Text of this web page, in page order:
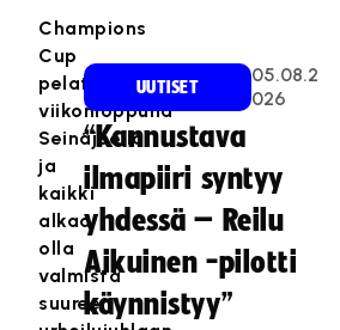
Champions
Cup
pelataan
viikonloppuna
Seinäjoella,
ja
kaikki
alkaa
olla
valmista
suureen
UUTISET
05.08.2
026
“Kannustava
ilmapiiri syntyy
yhdessä – Reilu
Aikuinen -pilotti
käynnistyy”